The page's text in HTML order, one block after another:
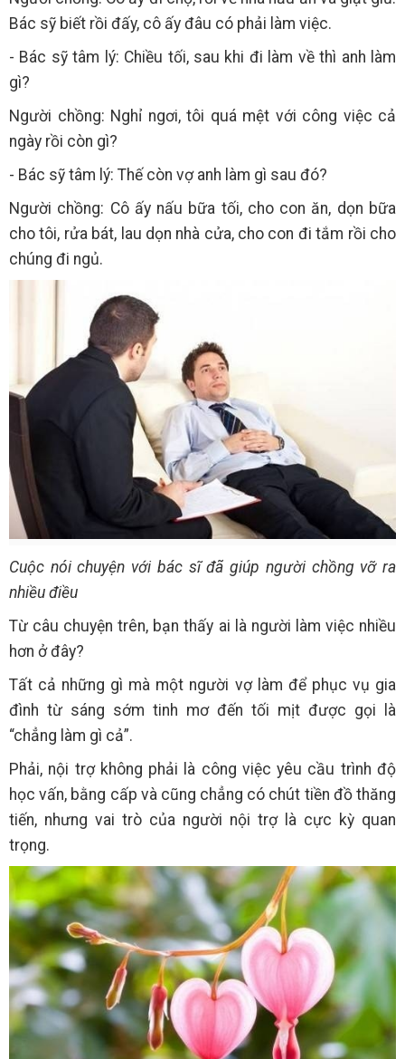
Bác sỹ biết rồi đấy, cô ấy đâu có phải làm việc.
- Bác sỹ tâm lý: Chiều tối, sau khi đi làm về thì anh làm
gì?
Người chồng: Nghỉ ngơi, tôi quá mệt với công việc cả
ngày rồi còn gì?
- Bác sỹ tâm lý: Thế còn vợ anh làm gì sau đó?
Người chồng: Cô ấy nấu bữa tối, cho con ăn, dọn bữa
cho tôi, rửa bát, lau dọn nhà cửa, cho con đi tắm rồi cho
chúng đi ngủ.
Cuộc nói chuyện với bác sĩ đã giúp người chồng vỡ ra
nhiều điều
Từ câu chuyện trên, bạn thấy ai là người làm việc nhiều
hơn ở đây?
Tất cả những gì mà một người vợ làm để phục vụ gia
đình từ sáng sớm tinh mơ đến tối mịt được gọi là
“chẳng làm gì cả”.
Phải, nội trợ không phải là công việc yêu cầu trình độ
học vấn, bằng cấp và cũng chẳng có chút tiền đồ thăng
tiến, nhưng vai trò của người nội trợ là cực kỳ quan
trọng.